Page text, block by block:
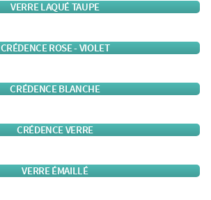
VERRE LAQUÉ TAUPE
CRÉDENCE ROSE - VIOLET
CRÉDENCE BLANCHE
CRÉDENCE VERRE
VERRE ÉMAILLÉ